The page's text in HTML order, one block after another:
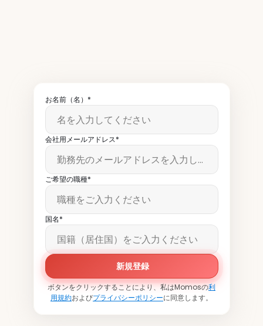
お名前（名）*
会社用メールアドレス*
ご希望の職種*
国名*
新規登録
ボタンをクリックすることにより、私はMomosの利
用規約およびプライバシーポリシーに同意します。